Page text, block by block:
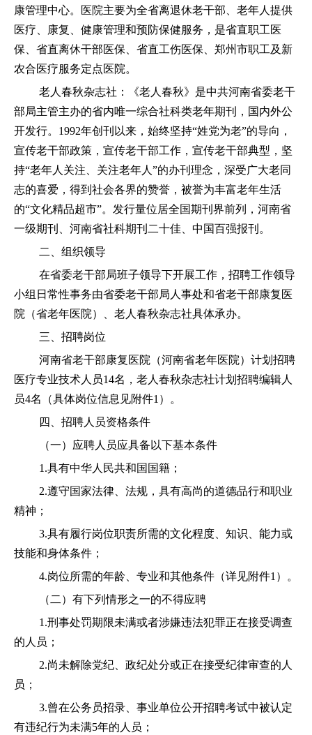
康管理中心。医院主要为全省离退休老干部、老年人提供
医疗、康复、健康管理和预防保健服务，是省直职工医
保、省直离休干部医保、省直工伤医保、郑州市职工及新
农合医疗服务定点医院。
老人春秋杂志社：《老人春秋》是中共河南省委老干
部局主管主办的省内唯一综合社科类老年期刊，国内外公
开发行。1992年创刊以来，始终坚持“姓党为老”的导向，
宣传老干部政策，宣传老干部工作，宣传老干部典型，坚
持“老年人关注、关注老年人”的办刊理念，深受广大老同
志的喜爱，得到社会各界的赞誉，被誉为丰富老年生活
的“文化精品超市”。发行量位居全国期刊界前列，河南省
一级期刊、河南省社科期刊二十佳、中国百强报刊。
二、组织领导
在省委老干部局班子领导下开展工作，招聘工作领导
小组日常性事务由省委老干部局人事处和省老干部康复医
院（省老年医院）、老人春秋杂志社具体承办。
三、招聘岗位
河南省老干部康复医院（河南省老年医院）计划招聘
医疗专业技术人员14名，老人春秋杂志社计划招聘编辑人
员4名（具体岗位信息见附件1）。
四、招聘人员资格条件
（一）应聘人员应具备以下基本条件
1.具有中华人民共和国国籍；
2.遵守国家法律、法规，具有高尚的道德品行和职业
精神；
3.具有履行岗位职责所需的文化程度、知识、能力或
技能和身体条件；
4.岗位所需的年龄、专业和其他条件（详见附件1）。
（二）有下列情形之一的不得应聘
1.刑事处罚期限未满或者涉嫌违法犯罪正在接受调查
的人员；
2.尚未解除党纪、政纪处分或正在接受纪律审查的人
员；
3.曾在公务员招录、事业单位公开招聘考试中被认定
有违纪行为未满5年的人员；